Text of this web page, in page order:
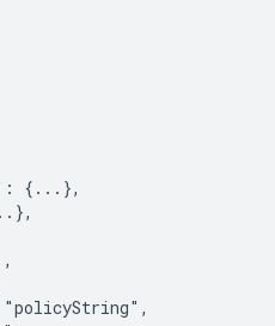
: { ... },
},
,
"policyString" ,